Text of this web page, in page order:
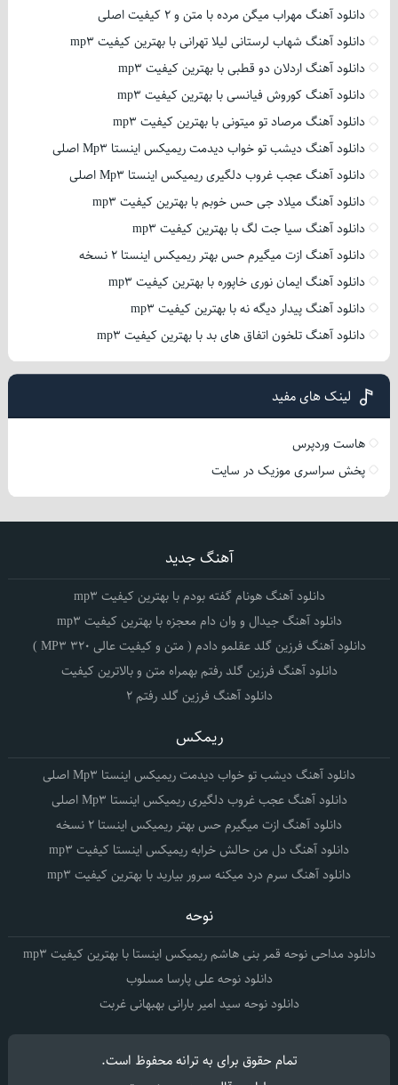
دانلود آهنگ مهراب میگن مرده با متن و 2 کیفیت اصلی
دانلود آهنگ شهاب لرستانی لیلا تهرانی با بهترین کیفیت mp3
دانلود آهنگ اردلان دو قطبی با بهترین کیفیت mp3
دانلود آهنگ کوروش فیانسی با بهترین کیفیت mp3
دانلود آهنگ مرصاد تو میتونی با بهترین کیفیت mp3
دانلود آهنگ دیشب تو خواب دیدمت ریمیکس اینستا Mp3 اصلی
دانلود آهنگ عجب غروب دلگیری ریمیکس اینستا Mp3 اصلی
دانلود آهنگ میلاد جی حس خوبم با بهترین کیفیت mp3
دانلود آهنگ سیا جت لگ با بهترین کیفیت mp3
دانلود آهنگ ازت میگیرم حس بهتر ریمیکس اینستا 2 نسخه
دانلود آهنگ ایمان نوری خاپوره با بهترین کیفیت mp3
دانلود آهنگ پیدار دیگه نه با بهترین کیفیت mp3
دانلود آهنگ تلخون اتفاق های بد با بهترین کیفیت mp3
لینک های مفید
هاست وردپرس
پخش سراسری موزیک در سایت
آهنگ جدید
دانلود آهنگ هونام گفته بودم با بهترین کیفیت mp3
دانلود آهنگ جیدال و وان دام معجزه با بهترین کیفیت mp3
دانلود آهنگ فرزین گلد عقلمو دادم ( متن و کیفیت عالی 320 MP3 )
دانلود آهنگ فرزین گلد رفتم بهمراه متن و بالاترین کیفیت
دانلود آهنگ فرزین گلد رفتم 2
ریمکس
دانلود آهنگ دیشب تو خواب دیدمت ریمیکس اینستا Mp3 اصلی
دانلود آهنگ عجب غروب دلگیری ریمیکس اینستا Mp3 اصلی
دانلود آهنگ ازت میگیرم حس بهتر ریمیکس اینستا 2 نسخه
دانلود آهنگ دل من حالش خرابه ریمیکس اینستا کیفیت mp3
دانلود آهنگ سرم درد میکنه سرور بیارید با بهترین کیفیت mp3
نوحه
دانلود مداحی نوحه قمر بنی هاشم ریمیکس اینستا با بهترین کیفیت mp3
دانلود نوحه علی پارسا مسلوب
دانلود نوحه سید امیر بارانی بهبهانی غربت
تمام حقوق برای به ترانهمحفوظ است.